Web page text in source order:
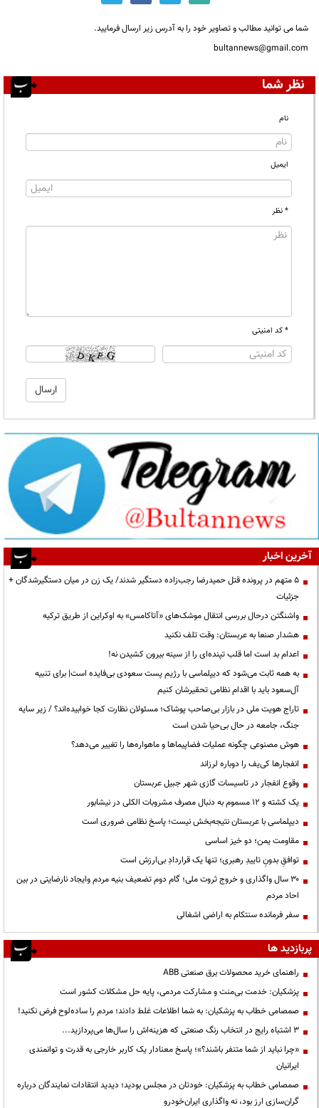
شما می توانید مطالب و تصاویر خود را به آدرس زیر ارسال فرمایید.
bultannews@gmail.com
نظر شما
نام
ایمیل
* نظر
* کد امنیتی
آخرین اخبار
۵ متهم در پرونده قتل حمیدرضا رجب‌زاده دستگیر شدند/ یک زن در میان دستگیرشدگان +
جزئیات
واشنگتن درحال بررسی انتقال موشک‌های «آتاکامس» به اوکراین از طریق ترکیه
هشدار صنعا به عربستان: وقت تلف نکنید
اعدام بد است اما قلب تپنده‌ای را از سینه بیرون کشیدن نه!
به همه ثابت می‌شود که دیپلماسی با رژیم پست سعودی بی‌فایده است| برای تنبیه
آل‌سعود باید با اقدام نظامی تحقیرشان کنیم
تاراج هویت ملی در بازار بی‌صاحب پوشاک؛ مسئولان نظارت کجا خوابیده‌اند؟ / زیر سایه
جنگ، جامعه در حال بی‌حیا شدن است
هوش مصنوعی چگونه عملیات فضاپیماها و ماهواره‌ها را تغییر می‌دهد؟
انفجارها کی‌یف را دوباره لرزاند
وقوع انفجار در تاسیسات گازی شهر جبیل عربستان
یک کشته و ۱۲ مسموم به دنبال مصرف مشروبات الکلی در نیشابور
دیپلماسی با عربستان نتیجه‌بخش نیست؛ پاسخ نظامی ضروری است
مقاومت یمن؛ دو خیز اساسی
توافقِ بدونِ تاییدِ رهبری؛ تنها یک قراردادِ بی‌ارزش است
۳۰ سال واگذاری و خروج ثروت ملی؛ گام دوم تضعیف بنیه مردم وایجاد نارضایتی در بین
احاد مردم
سفر فرمانده سنتکام به اراضی اشغالی
پربازدید ها
راهنمای خرید محصولات برق صنعتی ABB
پزشکیان: خدمت بی‌منت و مشارکت مردمی، پایه حل مشکلات کشور است
صمصامی خطاب به پزشکیان: به شما اطلاعات غلط دادند؛ مردم را ساده‌لوح فرض نکنید!
3 اشتباه رایج در انتخاب رنگ صنعتی که هزینه‌اش را سال‌ها می‌پردازید...
«چرا نباید از شما متنفر باشند؟»؛ پاسخ معنادار یک کاربر خارجی به قدرت و توانمندی
ایرانیان
صمصامی خطاب به پزشکیان: خودتان در مجلس بودید؛ دیدید انتقادات نمایندگان درباره
گران‌سازی ارز بود، نه واگذاری ایران‌خودرو